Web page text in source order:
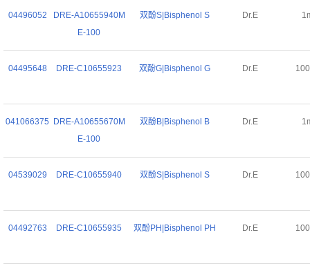
04496052
DRE-A10655940M
E-100
双酚S|Bisphenol S Dr.E
04495648 DRE-C10655923 双酚G|Bisphenol G Dr.E
041066375
DRE-A10655670M
E-100
双酚B|Bisphenol B Dr.E
04539029 DRE-C10655940 双酚S|Bisphenol S Dr.E
04492763 DRE-C10655935 双酚PH|Bisphenol PH Dr.E